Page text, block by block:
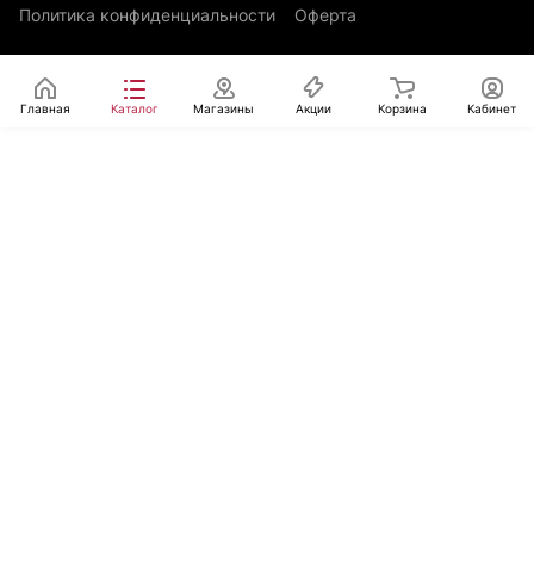
Политика конфиденциальности Оферта
Главная Каталог Магазины Акции Корзина Кабинет